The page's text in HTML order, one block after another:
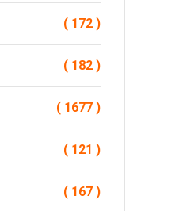
( 172 )
( 182 )
( 1677 )
( 121 )
( 167 )